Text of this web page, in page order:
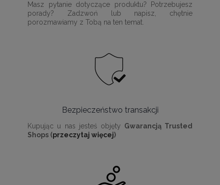
Masz pytanie dotyczące produktu? Potrzebujesz
porady? Zadzwoń lub napisz, chętnie
porozmawiamy z Tobą na ten temat.
Bezpieczeństwo transakcji
Kupując u nas jesteś objęty Gwarancją Trusted
Shops (przeczytaj więcej)